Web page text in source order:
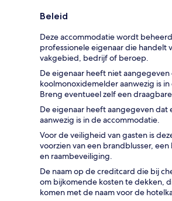
Beleid
Deze accommodatie wordt
professionele eigenaar die handelt
vakgebied, bedrijf of beroep.
De eigenaar heeft niet aangegeven
koolmonoxidemelder aanwezig is
Breng eventueel zelf een
De eigenaar heeft aangegeven dat
aanwezig is in de accommodatie.
Voor de veiligheid van gasten is
voorzien van een brandblusser,
en raambeveiliging.
De naam op de creditcard die bij
om bijkomende kosten te dekken,
komen met de naam voor de